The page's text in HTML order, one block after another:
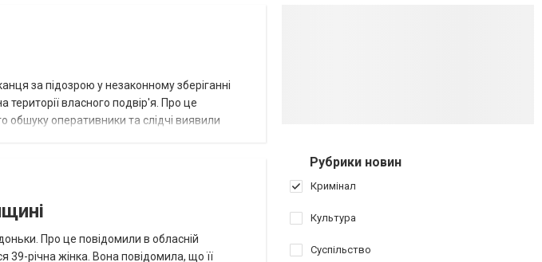
за підозрою у незаконному зберіганні
власного подвір'я. Про це
обшуку оперативники та слідчі виявили
Про це повідомили в обласній
39-річна жінка. Вона повідомила, що її
Рубрики новин
Кримінал
Культура
Суспільство